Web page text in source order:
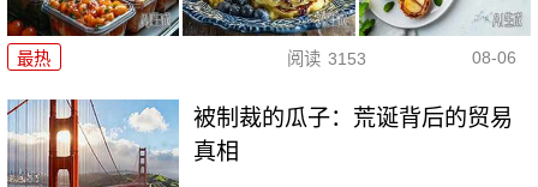
最热 阅读 3153 08-06
被制裁的瓜子：荒诞背后的贸易
真相